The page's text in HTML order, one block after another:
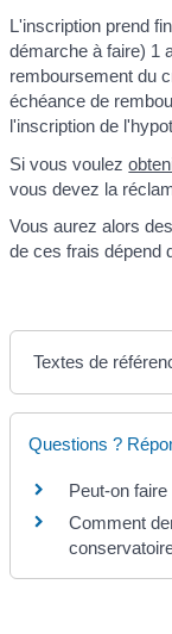
L'inscription prend
démarche à faire) 1
remboursement du
échéance de
l'inscription de
Si vous voulez
vous devez la
Vous aurez alors
de ces frais dépend
Textes de
Questions ?
Peut-on
Comment